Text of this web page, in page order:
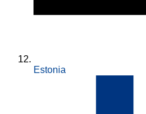
Estonia